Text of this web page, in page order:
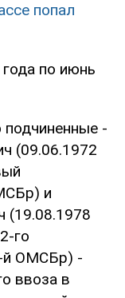
попал
по июнь
-
(09.06.1972
и
(19.08.1978
го
й ОМСБр) -
ввоза в